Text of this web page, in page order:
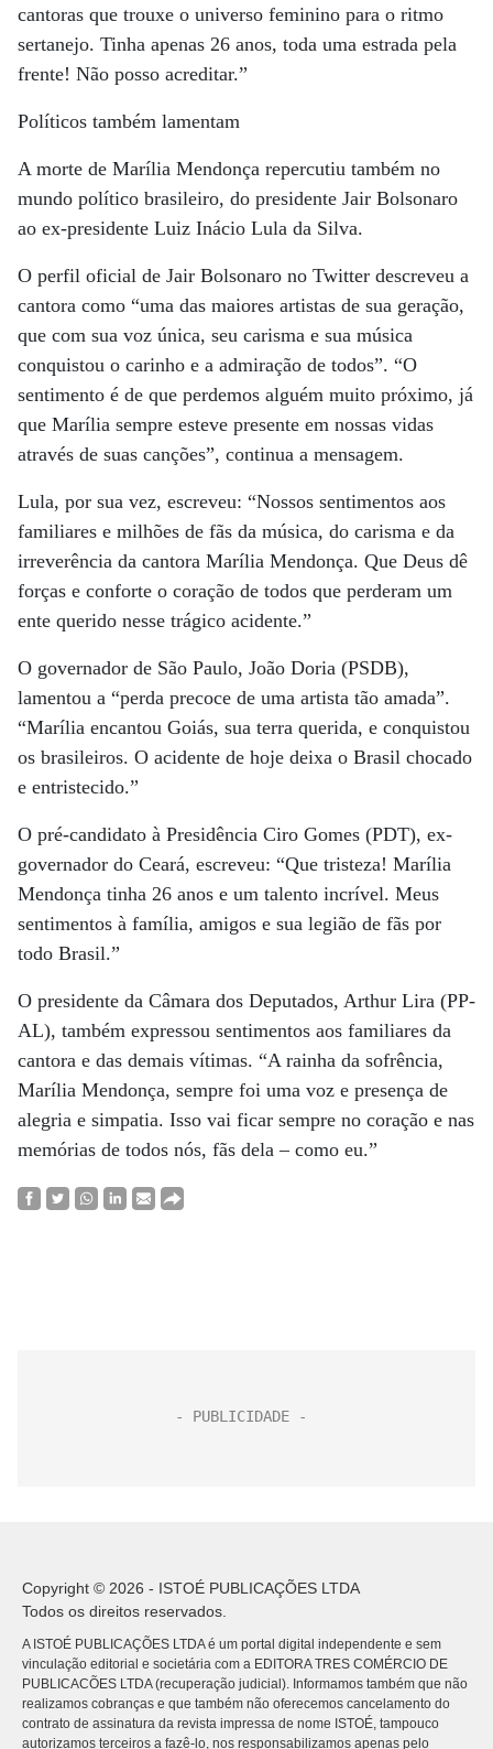
cantoras que trouxe o universo feminino para o ritmo
sertanejo. Tinha apenas 26 anos, toda uma estrada pela
frente! Não posso acreditar.”
Políticos também lamentam
A morte de Marília Mendonça repercutiu também no
mundo político brasileiro, do presidente Jair Bolsonaro
ao ex-presidente Luiz Inácio Lula da Silva.
O perfil oficial de Jair Bolsonaro no Twitter descreveu a
cantora como “uma das maiores artistas de sua geração,
que com sua voz única, seu carisma e sua música
conquistou o carinho e a admiração de todos”. “O
sentimento é de que perdemos alguém muito próximo, já
que Marília sempre esteve presente em nossas vidas
através de suas canções”, continua a mensagem.
Lula, por sua vez, escreveu: “Nossos sentimentos aos
familiares e milhões de fãs da música, do carisma e da
irreverência da cantora Marília Mendonça. Que Deus dê
forças e conforte o coração de todos que perderam um
ente querido nesse trágico acidente.”
O governador de São Paulo, João Doria (PSDB),
lamentou a “perda precoce de uma artista tão amada”.
“Marília encantou Goiás, sua terra querida, e conquistou
os brasileiros. O acidente de hoje deixa o Brasil chocado
e entristecido.”
O pré-candidato à Presidência Ciro Gomes (PDT), ex-
governador do Ceará, escreveu: “Que tristeza! Marília
Mendonça tinha 26 anos e um talento incrível. Meus
sentimentos à família, amigos e sua legião de fãs por
todo Brasil.”
O presidente da Câmara dos Deputados, Arthur Lira (PP-
AL), também expressou sentimentos aos familiares da
cantora e das demais vítimas. “A rainha da sofrência,
Marília Mendonça, sempre foi uma voz e presença de
alegria e simpatia. Isso vai ficar sempre no coração e nas
memórias de todos nós, fãs dela – como eu.”
Copyright © 2026 - ISTOÉ PUBLICAÇÕES LTDA
Todos os direitos reservados.
A ISTOÉ PUBLICAÇÕES LTDA é um portal digital independente e sem
vinculação editorial e societária com a EDITORA TRES COMÉRCIO DE
PUBLICACÕES LTDA (recuperação judicial). Informamos também que não
realizamos cobranças e que também não oferecemos cancelamento do
contrato de assinatura da revista impressa de nome ISTOÉ, tampouco
autorizamos terceiros a fazê-lo, nos responsabilizamos apenas pelo